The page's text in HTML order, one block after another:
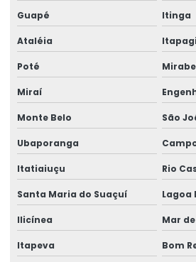
Venda de talha elétrica para usina
Guapé Itinga
Ataléia
Poté
Miraí
Monte Belo São
Ubaporanga
Itatiaiuçu Rio
Santa Maria do Suaçuí Lagoa
Ilicínea Mar
Itapeva Bom